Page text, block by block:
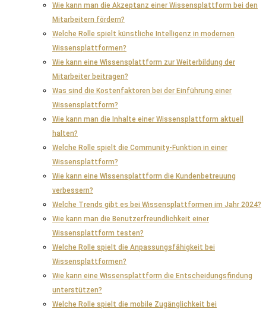
Wie kann man die Akzeptanz einer Wissensplattform bei den
Mitarbeitern fördern?
Welche Rolle spielt künstliche Intelligenz in modernen
Wissensplattformen?
Wie kann eine Wissensplattform zur Weiterbildung der
Mitarbeiter beitragen?
Was sind die Kostenfaktoren bei der Einführung einer
Wissensplattform?
Wie kann man die Inhalte einer Wissensplattform aktuell
halten?
Welche Rolle spielt die Community-Funktion in einer
Wissensplattform?
Wie kann eine Wissensplattform die Kundenbetreuung
verbessern?
Welche Trends gibt es bei Wissensplattformen im Jahr 2024?
Wie kann man die Benutzerfreundlichkeit einer
Wissensplattform testen?
Welche Rolle spielt die Anpassungsfähigkeit bei
Wissensplattformen?
Wie kann eine Wissensplattform die Entscheidungsfindung
unterstützen?
Welche Rolle spielt die mobile Zugänglichkeit bei